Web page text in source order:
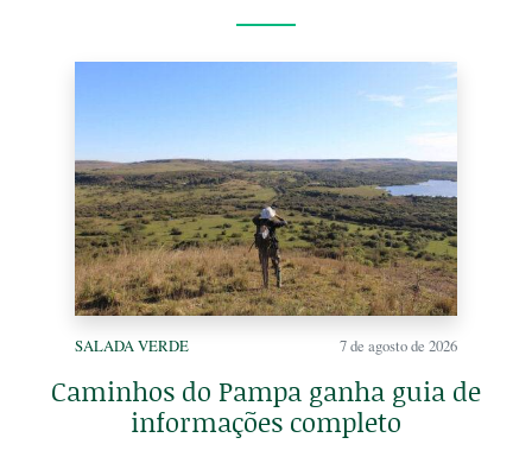
SALADA VERDE 7 de agosto de 2026
Caminhos do Pampa ganha guia de
informações completo